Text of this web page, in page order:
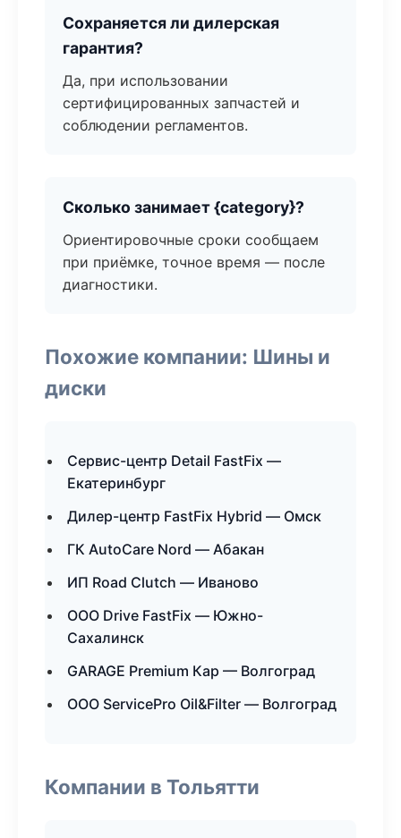
Сохраняется ли дилерская
гарантия?
Да, при использовании
сертифицированных запчастей и
соблюдении регламентов.
Сколько занимает {category}?
Ориентировочные сроки сообщаем
при приёмке, точное время — после
диагностики.
Похожие компании: Шины и
диски
Сервис-центр Detail FastFix —
Екатеринбург
Дилер-центр FastFix Hybrid — Омск
ГК AutoCare Nord — Абакан
ИП Road Clutch — Иваново
ООО Drive FastFix — Южно-
Сахалинск
GARAGE Premium Кар — Волгоград
ООО ServicePro Oil&Filter — Волгоград
Компании в Тольятти